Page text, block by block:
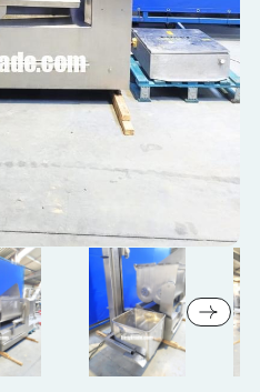
zmieniają wygląd lub
język lub region, w
właścicielem stron
sposób różni użytkownicy
i zgłaszając
są w celu śledzenia
Celem jest